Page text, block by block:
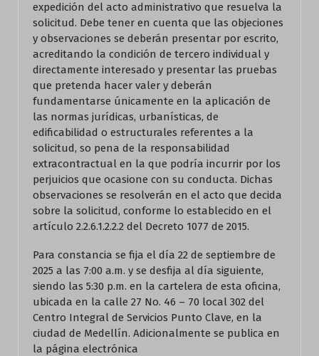
expedición del acto administrativo que resuelva la
solicitud. Debe tener en cuenta que las objeciones
y observaciones se deberán presentar por escrito,
acreditando la condición de tercero individual y
directamente interesado y presentar las pruebas
que pretenda hacer valer y deberán
fundamentarse únicamente en la aplicación de
las normas jurídicas, urbanísticas, de
edificabilidad o estructurales referentes a la
solicitud, so pena de la responsabilidad
extracontractual en la que podría incurrir por los
perjuicios que ocasione con su conducta. Dichas
observaciones se resolverán en el acto que decida
sobre la solicitud, conforme lo establecido en el
artículo 2.2.6.1.2.2.2 del Decreto 1077 de 2015.
Para constancia se fija el día 22 de septiembre de
2025 a las 7:00 a.m. y se desfija al día siguiente,
siendo las 5:30 p.m. en la cartelera de esta oficina,
ubicada en la calle 27 No. 46 – 70 local 302 del
Centro Integral de Servicios Punto Clave, en la
ciudad de Medellín. Adicionalmente se publica en
la página electrónica